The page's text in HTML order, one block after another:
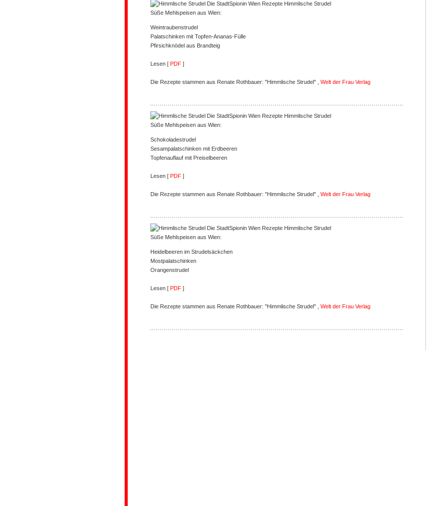
Himmlische Strudel
Süße Mehlspeisen aus Wien:
Weintraubenstrudel
Palatschinken mit Topfen-Ananas-Fülle
Pfirsichknödel aus Brandteig
Lesen [ PDF ]
Die Rezepte stammen aus Renate Rothbauer: "Himmlische Strudel" , Welt der Frau Verlag
Himmlische Strudel
Süße Mehlspeisen aus Wien:
Schokoladestrudel
Sesampalatschinken mit Erdbeeren
Topfenauflauf mit Preiselbeeren
Lesen [ PDF ]
Die Rezepte stammen aus Renate Rothbauer: "Himmlische Strudel" , Welt der Frau Verlag
Himmlische Strudel
Süße Mehlspeisen aus Wien:
Heidelbeeren im Strudelsäckchen
Mostpalatschinken
Orangenstrudel
Lesen [ PDF ]
Die Rezepte stammen aus Renate Rothbauer: "Himmlische Strudel" , Welt der Frau Verlag